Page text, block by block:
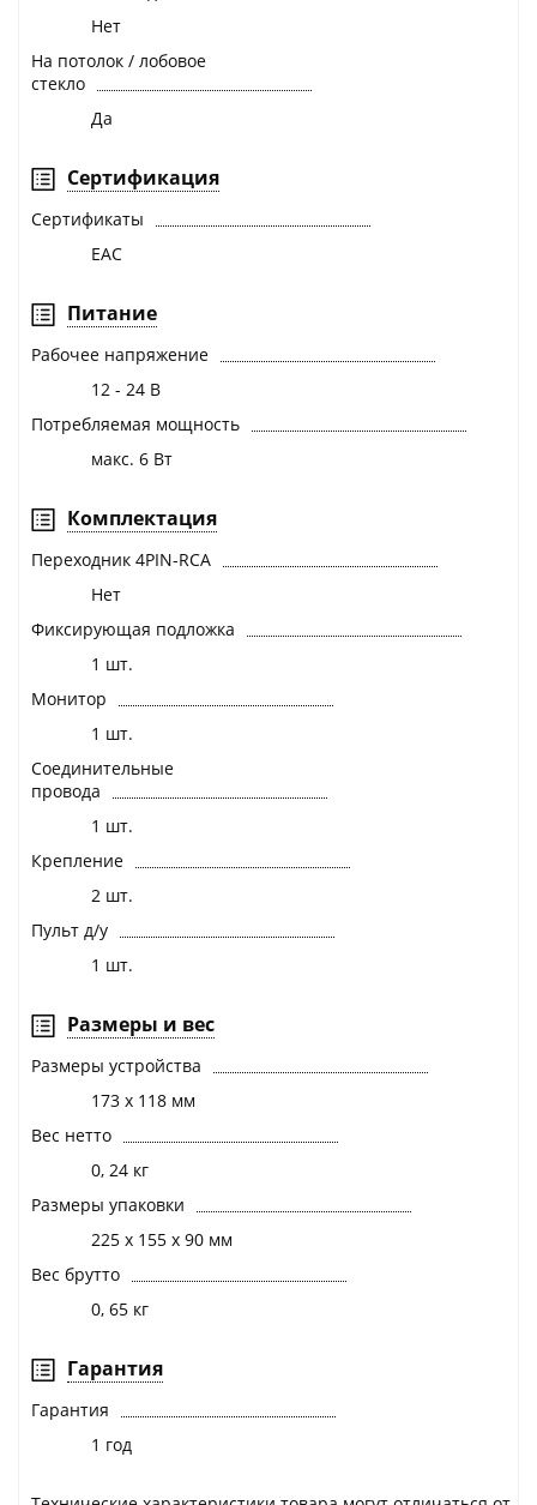
Нет
На потолок / лобовое
стекло
Да
Сертификация
Сертификаты
EAC
Питание
Рабочее напряжение
12 - 24 В
Потребляемая мощность
макс. 6 Вт
Комплектация
Переходник 4PIN-RCA
Нет
Фиксирующая подложка
1 шт.
Монитор
1 шт.
Соединительные
провода
1 шт.
Крепление
2 шт.
Пульт д/у
1 шт.
Размеры и вес
Размеры устройства
173 х 118 мм
Вес нетто
0, 24 кг
Размеры упаковки
225 х 155 х 90 мм
Вес брутто
0, 65 кг
Гарантия
Гарантия
1 год